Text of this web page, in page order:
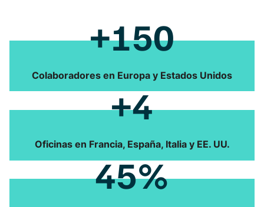
+150
Colaboradores en Europa y Estados Unidos
+4
Oficinas en Francia, España, Italia y EE. UU.
45%